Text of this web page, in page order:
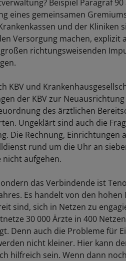
Beispiel Paragraf 90
eines gemeinsamen
und der Kliniken
Versorgung machen, explizit
richtungsweisenden
KBV und
der KBV zur
des ärztlichen
Ungeklärt sind auch die
Die Rechnung, Einrichtungen
rund um die Uhr an
aufgehen.
das Verbindende ist
Es handelt von den
sind, sich in Netzen zu
30 000 Ärzte in 400
Denn auch die Probleme für
nicht kleiner. Hier kann
hilfreich sein. Wenn dann